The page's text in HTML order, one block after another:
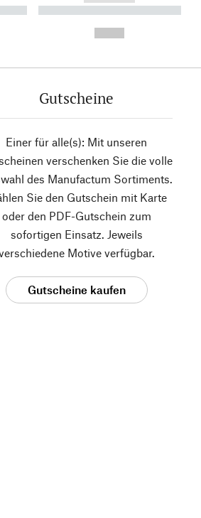
----------- ----------- ----------
Gutscheine
Einer für alle(s): Mit unseren
verschenken Sie die volle
des Manufactum Sortiments.
Sie den Gutschein mit Karte
oder den PDF-Gutschein zum
sofortigen Einsatz. Jeweils
Motive verfügbar.
Gutscheine kaufen